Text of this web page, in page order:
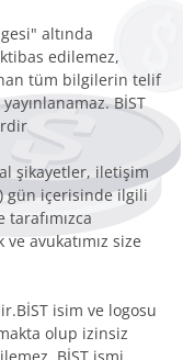
altında
edilemez,
tüm bilgilerin telif
BİST
şikayetler, iletişim
gün içerisinde ilgili
avukatımız size
isim ve logosu
olup izinsiz